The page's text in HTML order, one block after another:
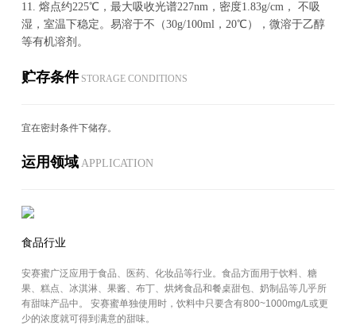
11. 熔点约225℃，最大吸收光谱227nm，密度1.83g/cm， 不吸
湿，室温下稳定。易溶于不（30g/100ml，20℃），微溶于乙醇
等有机溶剂。
贮存条件 STOR­AGE CON­DI­TIONS
宜在密封条件下储存。
运用领域 AP­PLI­CA­TION
食品行业
安赛蜜广泛应用于食品、医药、化妆品等行业。食品方面用于饮料、糖
果、糕点、冰淇淋、果酱、布丁、烘烤食品和餐桌甜包、奶制品等几乎所
有甜味产品中。 安赛蜜单独使用时，饮料中只要含有800~1000mg/L或更
少的浓度就可得到满意的甜味。